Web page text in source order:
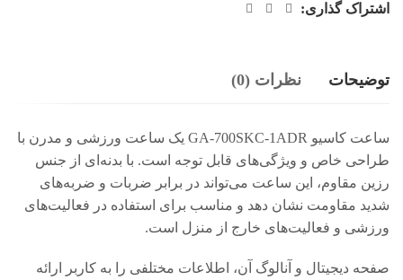
اشتراک گذاری:
توضیحات نظرات (0)
ساعت کاسیو GA-700SKC-1ADR یک ساعت ورزشی و مدرن با
طراحی خاص و ویژگی‌های قابل توجه است. با بدنه‌ای از جنس
رزین مقاوم، این ساعت می‌تواند در برابر ضربات و ضربه‌های
شدید مقاومت نشان دهد و مناسب برای استفاده در فعالیت‌های
ورزشی و فعالیت‌های خارج از منزل است.
صفحه دیجیتال و آنالوگ آن، اطلاعات مختلفی را به کاربر ارائه